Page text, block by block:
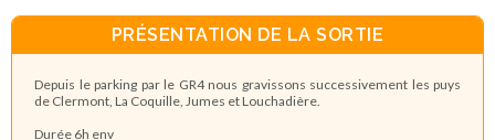
PRÉSENTATION DE LA SORTIE
Depuis le parking par le GR4 nous gravissons successivement les puys
de Clermont, La Coquille, Jumes et Louchadière.
Durée 6h env